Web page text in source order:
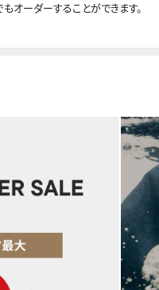
もオーダーすることができます。